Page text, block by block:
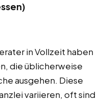
in Vollzeit haben
die üblicherweise
ausgehen. Diese
variieren, oft sind